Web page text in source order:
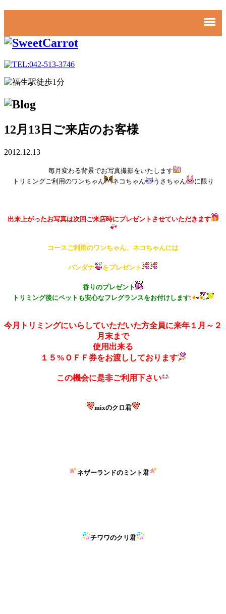
12月13日ご来店のお客様
2012.12.13
毎月変わる背景でお写真撮影をいたします
トリミングご利用のワンちゃん
ネコちゃん うさちゃん に限り
出来上がったお写真は次回ご来店時にプレゼントさせていただきます
コースご利用のワンちゃん、ネコちゃんには
バンダナ をプレゼント
香りのプレゼント
トリミング後にペットも安心なフレグランスをお付けします
今月トリミングにいらしていただいた方全員に来年１月～２
月末まで
使用出来る
１５%ＯＦＦ券をお渡ししております
この機会に是非ご利用下さい
mixのクロ君
ネザーランドのミント君
チワワのクリ君